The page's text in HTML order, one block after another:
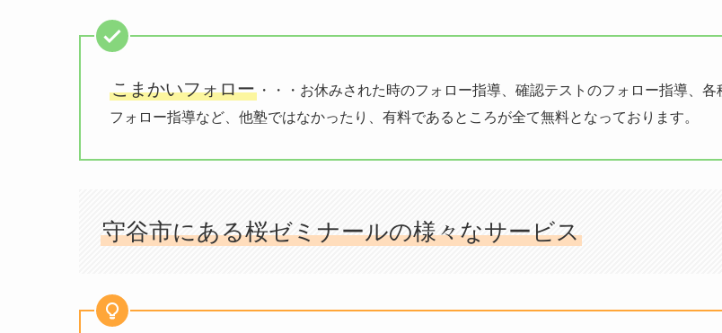
こまかいフォロー ・・・お休みされた時のフォロー指導、確認テストのフォロー指導、各
フォロー指導など、他塾ではなかったり、有料であるところが全て無料となっております。
守谷市にある桜ゼミナールの様々なサービス